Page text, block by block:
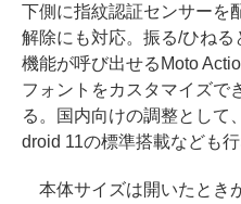
下側に指紋認証センサーを
解除にも対応。振る/ひね
機能が呼び出せるMoto
フォントをカスタマイズで
る。国内向けの調整として
droid 11の標準搭載なども行
本体サイズは開いたとき